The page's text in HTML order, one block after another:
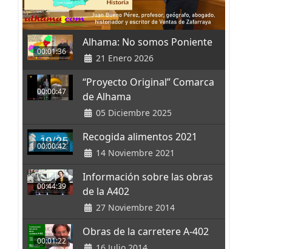
00:01:36
Alhama: No somos Poniente
21 Enero 2026
00:00:47
“Proyecto Original” Comarca
de Alhama
05 Diciembre 2025
00:00:42
Recogida alimentos 2021
14 Noviembre 2021
00:44:39
Información sobre las obras
de la A402
27 Noviembre 2014
00:01:22
Obras de la carretere A-402